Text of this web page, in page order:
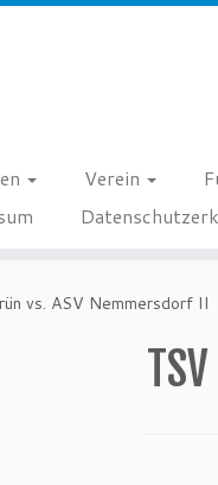
Verein
vs. ASV Nemmersdorf II